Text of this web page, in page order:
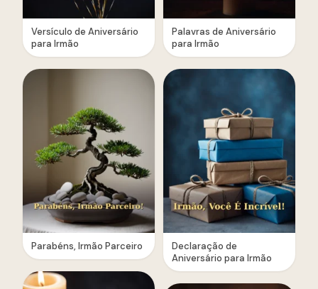
Versículo de Aniversário
para Irmão
Parabéns, Irmão Parceiro
Palavras de Aniversário
para Irmão
Declaração de
Aniversário para Irmão